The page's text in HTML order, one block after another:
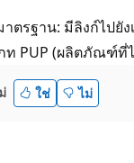
ตรฐาน: มีลิงก์ไปยั
PUP (ผลิตภัณฑ์ที่
ใช่ ไม่